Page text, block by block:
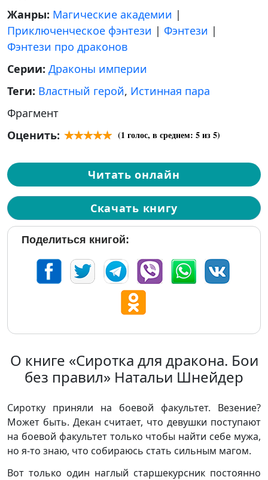
Жанры: Магические академии |
Приключенческое фэнтези | Фэнтези |
Фэнтези про драконов
Серии: Драконы империи
Теги: Властный герой, Истинная пара
Фрагмент
Оценить:
(1 голос, в среднем: 5из 5)
Читать онлайн
Скачать книгу
Поделиться книгой:
О книге «Сиротка для дракона. Бои
без правил» Натальи Шнейдер
Сиротку приняли на боевой факультет. Везение?
Может быть. Декан считает, что девушки поступают
на боевой факультет только чтобы найти себе мужа,
но я-то знаю, что собираюсь стать сильным магом.
Вот только один наглый старшекурсник постоянно